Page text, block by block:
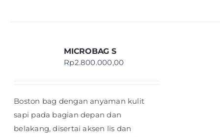
MICROBAG S
Rp2.800.000,00
Boston bag dengan anyaman kulit
sapi pada bagian depan dan
belakang, disertai aksen lis dan